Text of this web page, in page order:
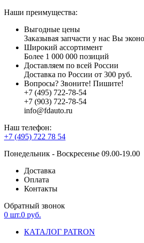
Наши преимущества:
Выгодные цены
Заказывая запчасти у нас Вы
Широкий ассортимент
Более 1 000 000 позиций
Доставляем по всей России
Доставка по России от 300 руб.
Вопросы? Звоните! Пишите!
+7 (495) 722-78-54
+7 (903) 722-78-54
info@fdauto.ru
Наш телефон:
+7 (495) 722 78 54
Понедельник - Воскресенье 09.00-19.00
Доставка
Оплата
Контакты
Обратный звонок
0 шт.0 руб.
КАТАЛОГ PATRON